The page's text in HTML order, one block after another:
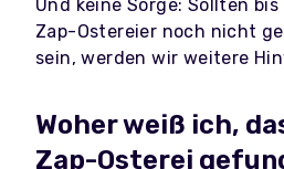
Und keine Sorge: Sollten
Zap-Ostereier noch nicht
sein, werden wir weitere
Woher weiß ich,
Zap-Osterei